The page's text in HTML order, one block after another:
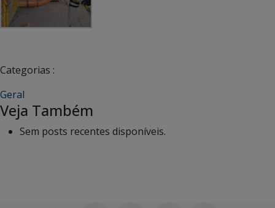
Categorias :
Geral
Veja Também
Sem posts recentes disponíveis.